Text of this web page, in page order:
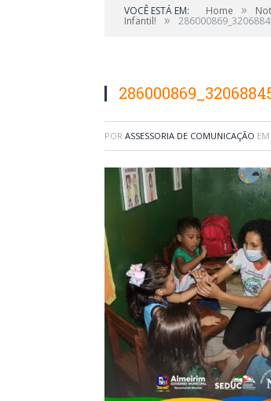
VOCÊ ESTÁ EM: Home »
Infantil! »
POR ASSESSORIA DE COMUNICAÇÃO EM